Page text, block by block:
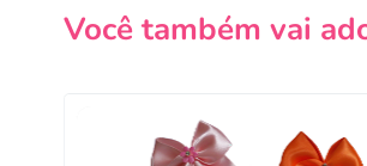
Você também vai